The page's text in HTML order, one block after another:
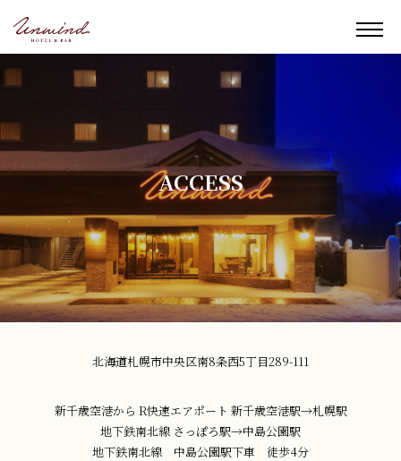
ACCESS
北海道札幌市中央区南8条西5丁目289-111
新千歳空港から R快速エアポート 新千歳空港駅→札幌駅
地下鉄南北線 さっぽろ駅→中島公園駅
地下鉄南北線 中島公園駅下車 徒歩4分